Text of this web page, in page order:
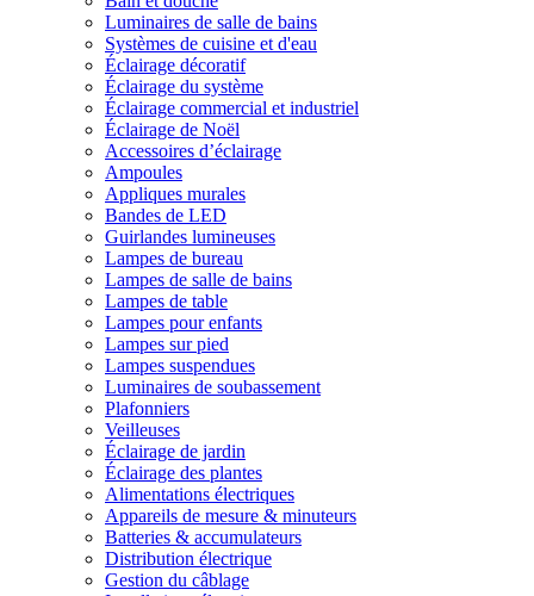
Luminaires de salle de bains
Systèmes de cuisine et d'eau
Éclairage décoratif
Éclairage du système
Éclairage commercial et industriel
Éclairage de Noël
Accessoires d’éclairage
Ampoules
Appliques murales
Bandes de LED
Guirlandes lumineuses
Lampes de bureau
Lampes de salle de bains
Lampes de table
Lampes pour enfants
Lampes sur pied
Lampes suspendues
Luminaires de soubassement
Plafonniers
Veilleuses
Éclairage de jardin
Éclairage des plantes
Alimentations électriques
Appareils de mesure & minuteurs
Batteries & accumulateurs
Distribution électrique
Gestion du câblage